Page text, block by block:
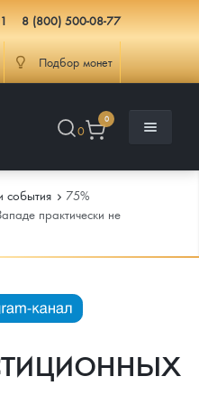
8 (800) 500-08-77
Подбор монет
0
0
события
75%
практически не